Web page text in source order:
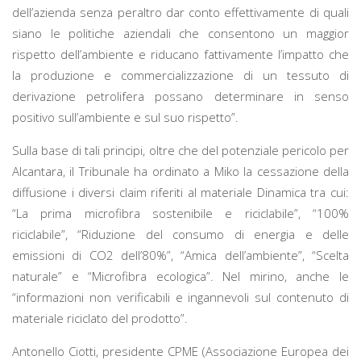
dell’azienda senza peraltro dar conto effettivamente di quali
siano le politiche aziendali che consentono un maggior
rispetto dell’ambiente e riducano fattivamente l’impatto che
la produzione e commercializzazione di un tessuto di
derivazione petrolifera possano determinare in senso
positivo sull’ambiente e sul suo rispetto”.
Sulla base di tali principi, oltre che del potenziale pericolo per
Alcantara, il Tribunale ha ordinato a Miko la cessazione della
diffusione i diversi claim riferiti al materiale Dinamica tra cui:
“La prima microfibra sostenibile e riciclabile”, “100%
riciclabile”, “Riduzione del consumo di energia e delle
emissioni di CO2 dell’80%”, “Amica dell’ambiente”, “Scelta
naturale” e “Microfibra ecologica”. Nel mirino, anche le
“informazioni non verificabili e ingannevoli sul contenuto di
materiale riciclato del prodotto”.
Antonello Ciotti, presidente CPME (Associazione Europea dei